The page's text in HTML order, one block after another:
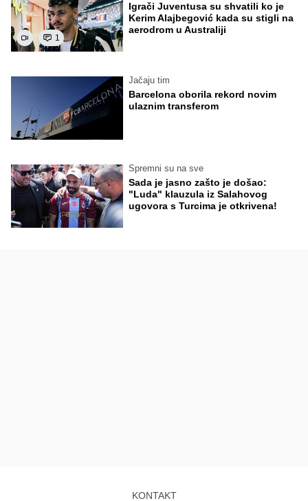
1
Igrači Juventusa su shvatili ko je
Kerim Alajbegović kada su stigli na
aerodrom u Australiji
Jačaju tim
Barcelona oborila rekord novim
ulaznim transferom
Spremni su na sve
Sada je jasno zašto je došao:
"Luda" klauzula iz Salahovog
ugovora s Turcima je otkrivena!
KONTAKT